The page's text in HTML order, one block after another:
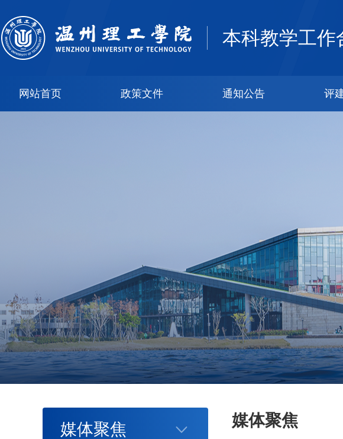
本科教学工作
网站首页 政策文件 通知公告 评
媒体聚焦 媒体聚焦